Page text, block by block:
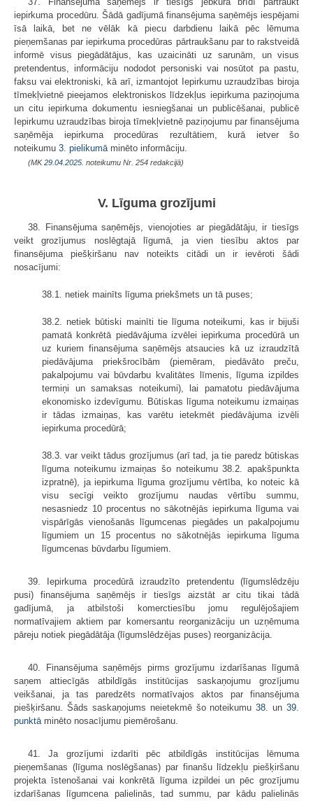
iepirkuma procedūru. Šādā gadījumā finansējuma saņēmējs iespējami
īsā laikā, bet ne vēlāk kā piecu darbdienu laikā pēc lēmuma
pieņemšanas par iepirkuma procedūras pārtraukšanu par to rakstveidā
informē visus piegādātājus, kas uzaicināti uz sarunām, un visus
pretendentus, informāciju nododot personiski vai nosūtot pa pastu,
faksu vai elektroniski, kā arī, izmantojot Iepirkumu uzraudzības biroja
tīmekļvietnē pieejamos elektroniskos līdzekļus iepirkuma paziņojuma
un citu iepirkuma dokumentu iesniegšanai un publicēšanai, publicē
Iepirkumu uzraudzības biroja tīmekļvietnē paziņojumu par finansējuma
saņēmēja iepirkuma procedūras rezultātiem, kurā ietver šo
noteikumu 3. pielikumā minēto informāciju.
(MK29.04.2025. noteikumu Nr. 254 redakcijā)
V. Līguma grozījumi
38. Finansējuma saņēmējs, vienojoties ar piegādātāju, ir tiesīgs
veikt grozījumus noslēgtajā līgumā, ja vien tiesību aktos par
finansējuma piešķiršanu nav noteikts citādi un ir ievēroti šādi
nosacījumi:
38.1. netiek mainīts līguma priekšmets un tā puses;
38.2. netiek būtiski mainīti tie līguma noteikumi, kas ir bijuši
pamatā konkrētā piedāvājuma izvēlei iepirkuma procedūrā un
uz kuriem finansējuma saņēmējs atsaucies kā uz izraudzītā
piedāvājuma priekšrocībām (piemēram, piedāvāto preču,
pakalpojumu vai būvdarbu kvalitātes līmenis, līguma izpildes
termiņi un samaksas noteikumi), lai pamatotu piedāvājuma
ekonomisko izdevīgumu. Būtiskas līguma noteikumu izmaiņas
ir tādas izmaiņas, kas varētu ietekmēt piedāvājuma izvēli
iepirkuma procedūrā;
38.3. var veikt tādus grozījumus (arī tad, ja tie paredz būtiskas
līguma noteikumu izmaiņas šo noteikumu 38.2. apakšpunkta
izpratnē), ja iepirkuma līguma grozījumu vērtība, ko noteic kā
visu secīgi veikto grozījumu naudas vērtību summu,
nesasniedz 10 procentus no sākotnējās iepirkuma līguma vai
vispārīgās vienošanās līgumcenas piegādes un pakalpojumu
līgumiem un 15 procentus no sākotnējās iepirkuma līguma
līgumcenas būvdarbu līgumiem.
39. Iepirkuma procedūrā izraudzīto pretendentu (līgumslēdzēju
pusi) finansējuma saņēmējs ir tiesīgs aizstāt ar citu tikai tādā
gadījumā, ja atbilstoši komerctiesību jomu regulējošajiem
normatīvajiem aktiem par komersantu reorganizāciju un uzņēmuma
pāreju notiek piegādātāja (līgumslēdzējas puses) reorganizācija.
40. Finansējuma saņēmējs pirms grozījumu izdarīšanas līgumā
saņem attiecīgās atbildīgās institūcijas saskaņojumu grozījumu
veikšanai, ja tas paredzēts normatīvajos aktos par finansējuma
piešķiršanu. Šāds saskaņojums neietekmē šo noteikumu38.un 39.
punktāminēto nosacījumu piemērošanu.
41. Ja grozījumi izdarīti pēc atbildīgās institūcijas lēmuma
pieņemšanas (līguma noslēgšanas) par finanšu līdzekļu piešķiršanu
projekta īstenošanai vai konkrētā līguma izpildei un pēc grozījumu
izdarīšanas līgumcena palielinās, tad summu, par kādu palielinās